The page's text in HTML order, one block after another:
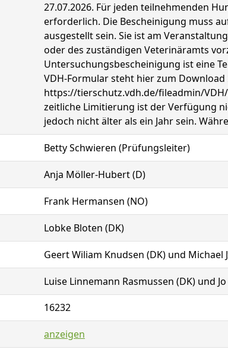
27.07.2026. Für jeden teilnehmenden
erforderlich. Die Bescheinigung muss
ausgestellt sein. Sie ist am
oder des zuständigen Veterinäramts
Untersuchungsbescheinigung ist eine
VDH-Formular steht hier zum Download
https://tierschutz.vdh.de/fileadmin/
zeitliche Limitierung ist der Verfügung
jedoch nicht älter als ein Jahr sein.
Betty Schwieren (Prüfungsleiter)
Anja Möller-Hubert (D)
Frank Hermansen (NO)
Lobke Bloten (DK)
Geert Wiliam Knudsen (DK) und Michael
Luise Linnemann Rasmussen (DK) und
16232
anzeigen